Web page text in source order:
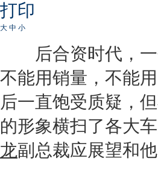
打印
大 中 小
后合资时代，一
不能用销量，不能
后一直饱受质疑，
的形象横扫了各大
龙副总裁应展望和